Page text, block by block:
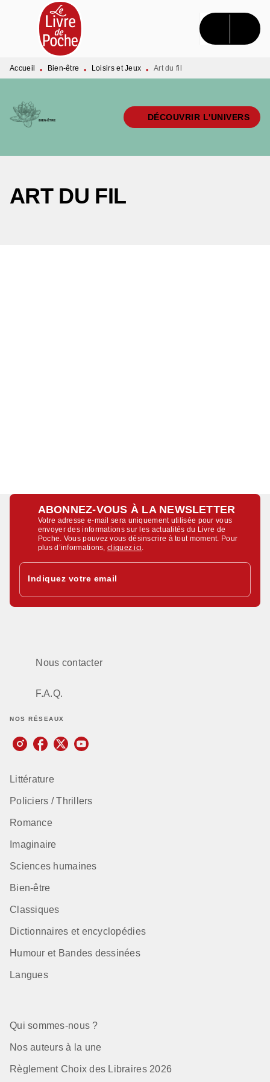
MENU RECHERCHE CONTENU
PIED DE PAGE
Accueil • Bien-être • Loisirs et Jeux • Art du fil
DÉCOUVRIR L'UNIVERS
ART DU FIL
ABONNEZ-VOUS À LA NEWSLETTER
Votre adresse e-mail sera uniquement utilisée pour vous
envoyer des informations sur les actualités du Livre de
Poche. Vous pouvez vous désinscrire à tout moment. Pour
plus d’informations,cliquez ici.
Indiquez votre email
Nous contacter
F.A.Q.
NOS RÉSEAUX
Littérature
Policiers / Thrillers
Romance
Imaginaire
Sciences humaines
Bien-être
Classiques
Dictionnaires et encyclopédies
Humour et Bandes dessinées
Langues
Qui sommes-nous ?
Nos auteurs à la une
Règlement Choix des Libraires 2026